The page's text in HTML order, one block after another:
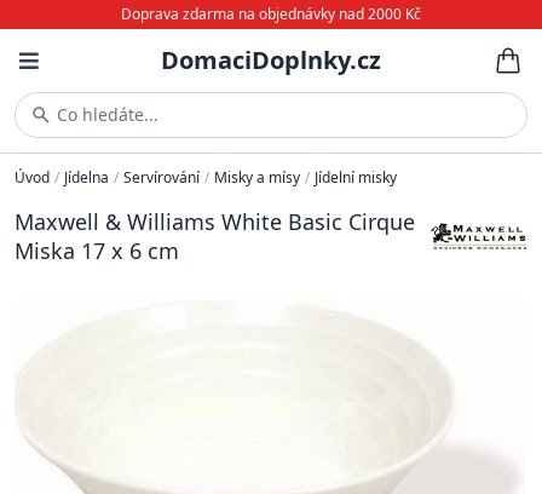
Doprava zdarma na objednávky nad 2000 Kč
DomaciDoplnky.cz
Co hledáte...
Úvod / Jídelna / Servírování / Misky a mísy / Jídelní misky
Maxwell & Williams White Basic Cirque
Miska 17 x 6 cm